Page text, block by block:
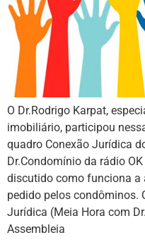
O Dr.Rodrigo Karpat,
imobiliário, participou
quadro Conexão Jurídica
Dr.Condomínio da rádio
discutido como funciona a
pedido pelos condôminos.
Jurídica (Meia Hora com
Assembleia